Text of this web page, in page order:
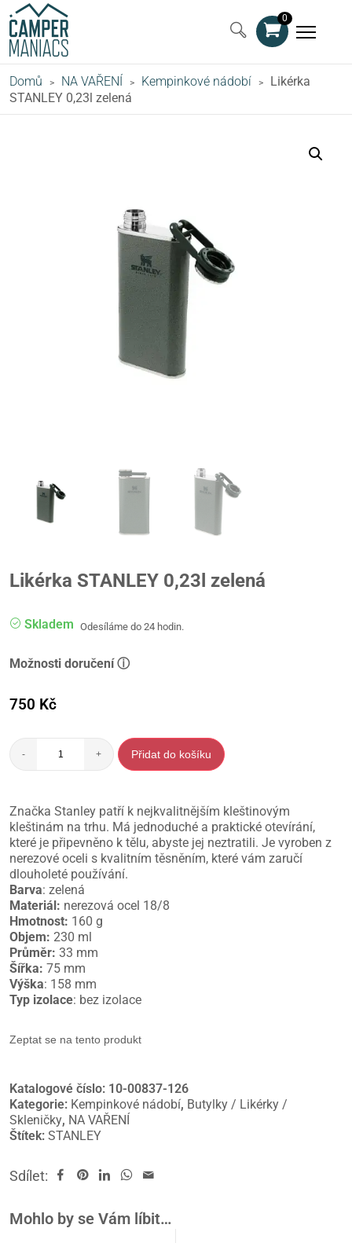
0
Domů > NA VAŘENÍ > Kempinkové nádobí >
Likérka
STANLEY 0,23l zelená
Likérka STANLEY 0,23l zelená
Skladem Odesíláme do 24 hodin.
Možnosti doručení ⓘ
750 Kč
- + Přidat do košíku
Značka Stanley patří k nejkvalitnějším kleštinovým
kleštinám na trhu. Má jednoduché a praktické otevírání,
které je připevněno k tělu, abyste jej neztratili. Je vyroben z
nerezové oceli s kvalitním těsněním, které vám zaručí
dlouholeté používání.
Barva: zelená
Materiál: nerezová ocel 18/8
Hmotnost: 160 g
Objem: 230 ml
Průměr: 33 mm
Šířka: 75 mm
Výška: 158 mm
Typ izolace: bez izolace
Zeptat se na tento produkt
Katalogové číslo: 10-00837-126
Kategorie: Kempinkové nádobí, Butylky / Likérky /
Skleničky, NA VAŘENÍ
Štítek: STANLEY
Sdílet:
Mohlo by se Vám líbit…